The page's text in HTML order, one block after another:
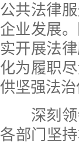
公共法律
企业发展
实开展法
化为履职
供坚强法治
深刻领会
各部门坚